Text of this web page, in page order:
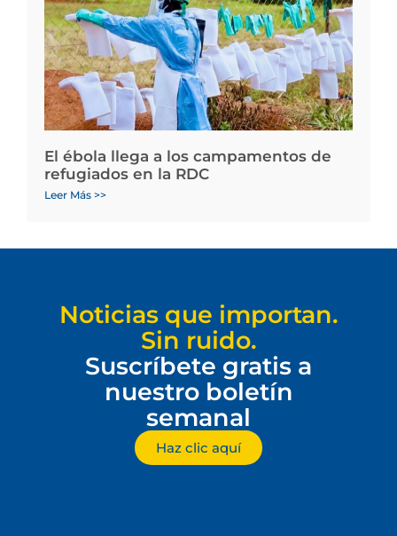
El ébola llega a los campamentos de
refugiados en la RDC
Leer Más >>
Noticias que importan.
Sin ruido.
Suscríbete gratis a
nuestro boletín
semanal
Haz clic aquí